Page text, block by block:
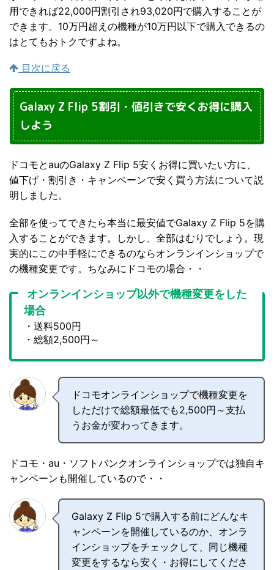
用できれば22,000円割引され93,020円で購入することが
できます。10万円超えの機種が10万円以下で購入できるの
はとてもおトクですよね。
目次に戻る
Galaxy Z Flip 5割引・値引きで安くお得に購入
しよう
ドコモとauのGalaxy Z Flip 5安くお得に買いたい方に、
値下げ・割引き・キャンペーンで安く買う方法について説
明しました。
全部を使ってできたら本当に最安値でGalaxy Z Flip 5を購
入することができます。しかし、全部はむりでしょう。現
実的にこの中手軽にできるのならオンランインショップで
の機種変更です。ちなみにドコモの場合・・
オンランインショップ以外で機種変更をした
場合
・事務手数料2,000円
・送料500円
・総額2,500円～
ドコモオンラインショップで機種変更を
しただけで総額最低でも2,500円～支払
うお金が変わってきます。
ドコモ・au・ソフトバンクオンラインショップでは独自キ
ャンペーンも開催しているので・・
Galaxy Z Flip 5で購入する前にどんなキ
ャンペーンを開催しているのか、オンラ
インショップをチェックして、同じ機種
変更をするなら安く・お得にしてくださ